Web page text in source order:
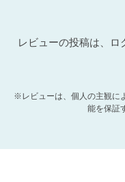
レビューの投稿は、ロ
※レビューは、個人の主観に
能を保証